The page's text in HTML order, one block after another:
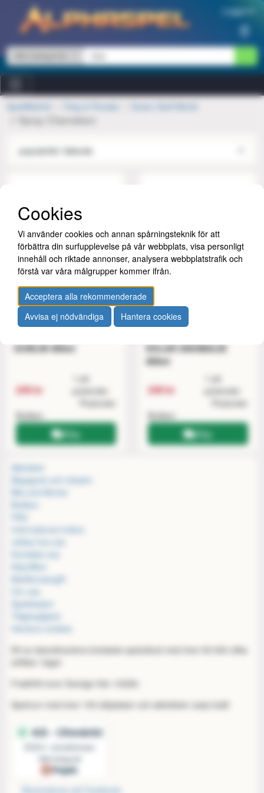
Hoppa till innehåll Logga in
0
Speltillbehör
Spray Chameleon
GOBLIN 400ml
249 kr
1 på
postorder
Butiken
Postorder
Köp
SOLAR ANOMALIE
400ml
249 kr
1 på
postorder
Butiken
Postorder
Köp
Alphabar
Begagnat och inbyten
International orders
Kontakta oss
Medlemsavgift
Spellokalen
Tillgänglighet
Hantera cookies
Ett av skandinaviens bredaste spelutbud med över 60.000 olika
artiklar i lager
Fraktfritt inom Sverige från 1000kr
Spelrum med över 100 sittplatser och aktiviteter varje kväll
Recensioner på Facebook:
Cookies
Vi använder cookies och annan spårningsteknik för att
förbättra din surfupplevelse på vår webbplats, visa personligt
innehåll och riktade annonser, analysera webbplatstrafik och
förstå var våra målgrupper kommer ifrån.
Acceptera alla rekommenderade
Avvisa ej nödvändiga
Hantera cookies